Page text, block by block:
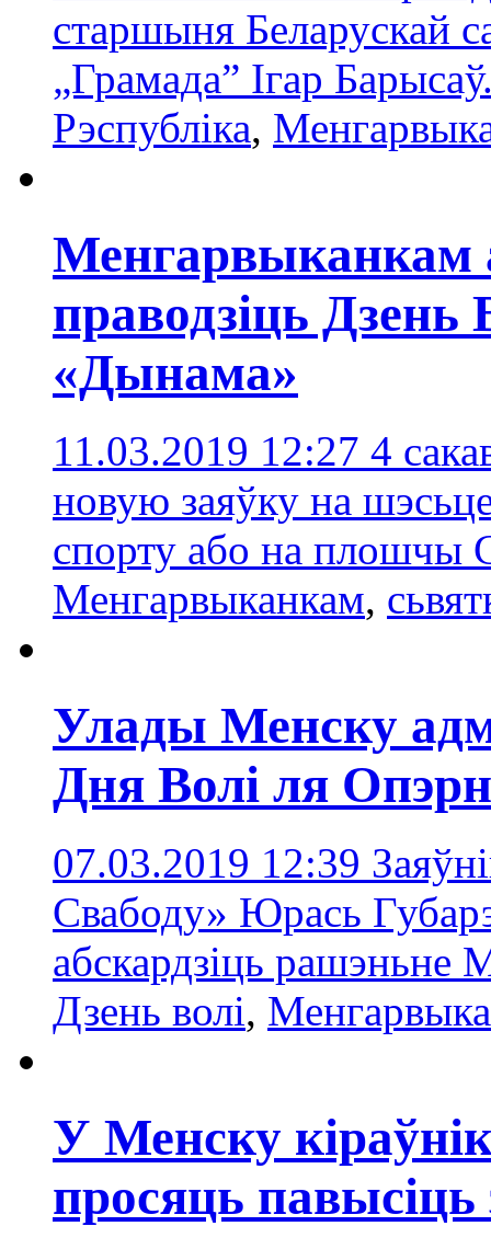
старшыня Беларускай
„Грамада” Ігар
Рэспубліка,
Менгарвыканкам
праводзіць Дзень
«Дынама»
11.03.2019 12:27 4
новую заяўку на
спорту або на плошчы
Менгарвыканкам,
Улады Менску
Дня Волі ля
07.03.2019 12:39
Свабоду» Юрась
абскардзіць рашэньне
Дзень волі,
У Менску
просяць павысіць